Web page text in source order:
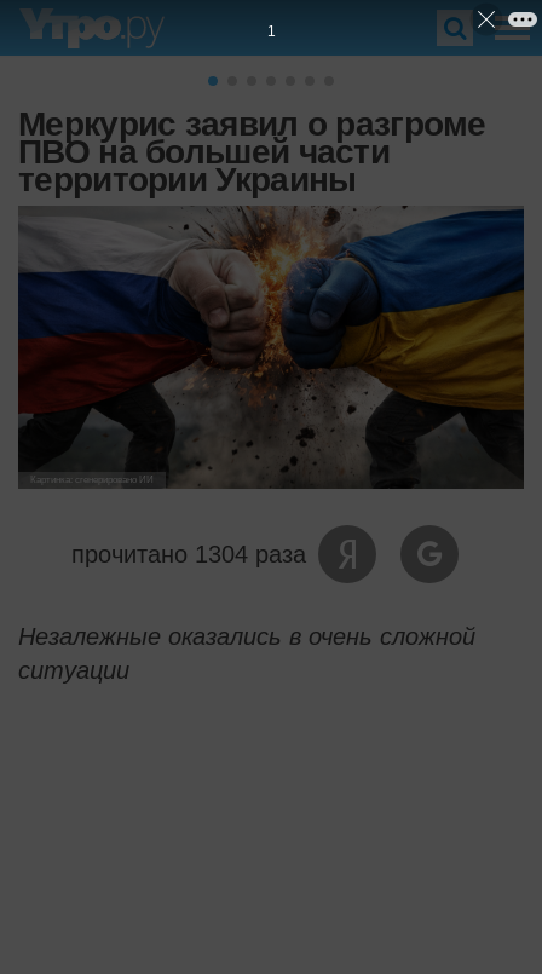
Меркурис заявил о разгроме
ПВО на большей части
территории Украины
Картинка: сгенерировано ИИ
прочитано 1304 раза
Незалежные оказались в очень сложной
ситуации